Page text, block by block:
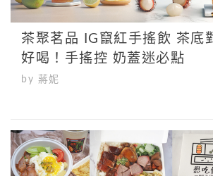
茶聚茗品 IG竄紅手搖飲 茶底
好喝！手搖控 奶蓋迷必點
by 蔣妮